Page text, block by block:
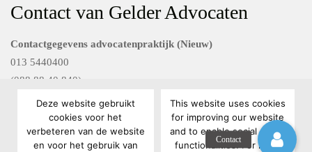
Contact van Gelder Advocaten
Contactgegevens advocatenpraktijk (Nieuw)
013 5440400
(088 88 40 840)
Contactgegevens Van Gelder FG diensten
088 88 40 801
Deze website gebruikt
cookies voor het
verbeteren van de website
en voor het gebruik van
This website uses cookies
for improving our website
and to enable social media
functionalities. For more